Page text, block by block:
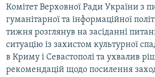
Усі сайти RFE/RL
Комітет Верховної Ради України з
гуманітарної та інформаційної
тижня розглянув на засіданні
ситуацію із захистом культурної
в Криму і Севастополі та ухвалив
рекомендацій щодо посилення